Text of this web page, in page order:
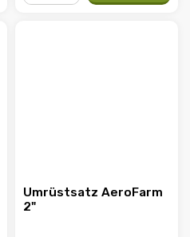
Umrüstsatz AeroFarm
2"